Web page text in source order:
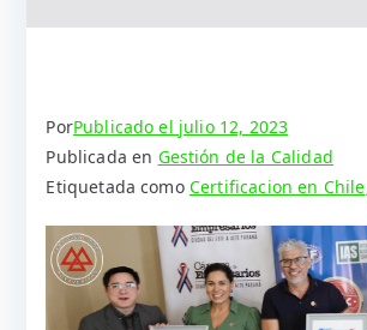
PorPublicado el julio 12, 2023
Publicada en Gestión de la Calidad
Etiquetada como Certificacion en Chile